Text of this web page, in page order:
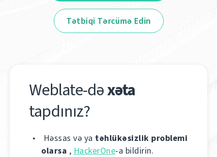
Tətbiqi Tərcümə Edin
Weblate-dəxəta
tapdınız?
Həssas və ya təhlükəsizlik problemi
olarsa , HackerOne-a bildirin.